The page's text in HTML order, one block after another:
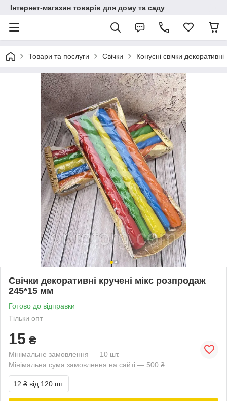
Інтернет-магазин товарів для дому та саду
Товари та послуги Свічки Конусні свічки декоративні
Свічки декоративні кручені мікс розпродаж
245*15 мм
Готово до відправки
Тільки опт
15 ₴
Мінімальне замовлення — 10 шт.
Мінімальна сума замовлення на сайті — 500 ₴
12 ₴ від 120 шт.